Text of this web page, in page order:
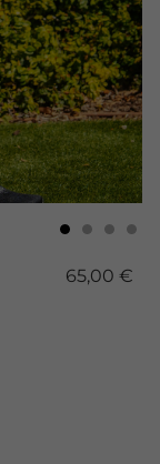
65,00 €